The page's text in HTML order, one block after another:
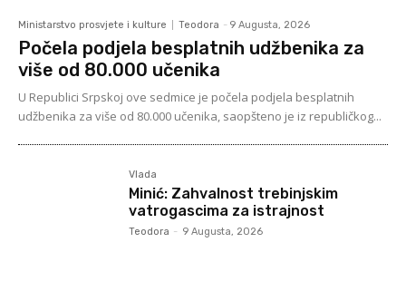
Ministarstvo prosvjete i kulture Teodora - 9 Augusta, 2026
Počela podjela besplatnih udžbenika za
više od 80.000 učenika
U Republici Srpskoj ove sedmice je počela podjela besplatnih
udžbenika za više od 80.000 učenika, saopšteno je iz republičkog...
Vlada
Minić: Zahvalnost trebinjskim
vatrogascima za istrajnost
Teodora - 9 Augusta, 2026